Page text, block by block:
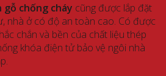
chống cháy cũng được lắp đặt
nhà ở có độ an toàn cao. Có được
chắn và bền của chất liệu thép
khóa điện tử bảo vệ ngôi nhà